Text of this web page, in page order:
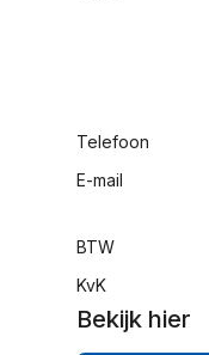
Telefoon
E-mail
BTW
KvK
Bekijk hier